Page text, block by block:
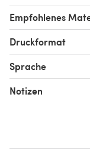
Empfohlenes
Druckformat
Sprache
Notizen